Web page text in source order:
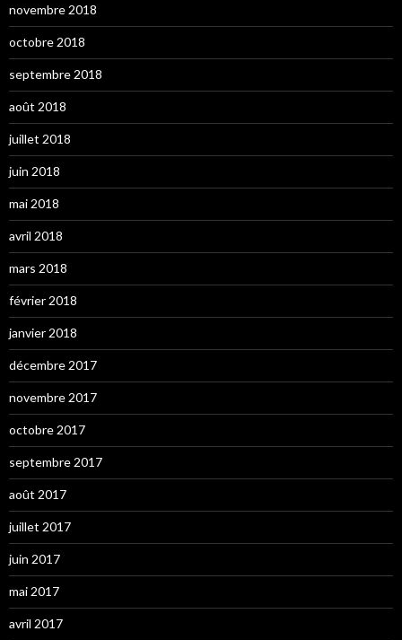
novembre 2018
octobre 2018
septembre 2018
août 2018
juillet 2018
juin 2018
mai 2018
avril 2018
mars 2018
février 2018
janvier 2018
décembre 2017
novembre 2017
octobre 2017
septembre 2017
août 2017
juillet 2017
juin 2017
mai 2017
avril 2017